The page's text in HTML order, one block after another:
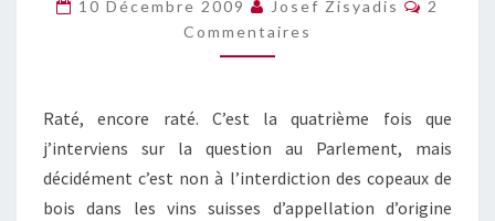
BOIS
DANS
LE
10 Décembre 2009 Josef Zisyadis
2
Commentaires
Raté, encore raté. C’est la quatrième fois que
j’interviens sur la question au Parlement, mais
décidément c’est non à l’interdiction des copeaux de
bois dans les vins suisses d’appellation d’origine